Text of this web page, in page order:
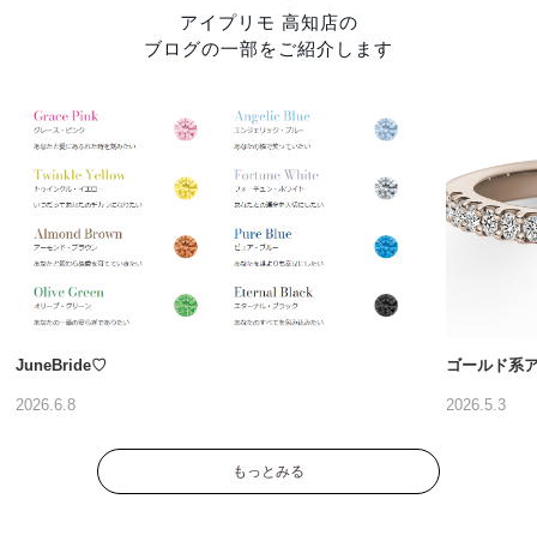
アイプリモ 高知店の
ブログの一部をご紹介します
JuneBride♡
2026.6.8
ゴールド系
2026.5.3
もっとみる